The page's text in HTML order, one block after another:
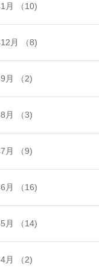
月 （10)
月 （8)
月 （2)
月 （3)
月 （9)
月 （16)
月 （14)
月 （2)